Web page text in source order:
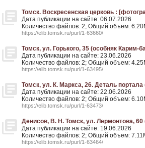
Томск. Воскресенская церковь :
Дата публикации на сайте: 06.07.2026
Количество файлов: 2; Общий объем:
https://elib.tomsk.ru/purl/1-63660/
Томск, ул. Горького, 35 (особняк Карим-
Дата публикации на сайте: 23.06.2026
Количество файлов: 2; Общий объем:
https://elib.tomsk.ru/purl/1-63495/
Томск, ул. К. Маркса, 26. Деталь
Дата публикации на сайте: 22.06.2026
Количество файлов: 2; Общий объем:
https://elib.tomsk.ru/purl/1-63473/
Денисов, В. Н. Томск, ул. Лермонтова,
Дата публикации на сайте: 19.06.2026
Количество файлов: 2; Общий объем:
https://elib.tomsk.ru/purl/1-63464/